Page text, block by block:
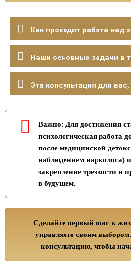
Как проходит работа над
Наши основные задачи в
Эта консультация для вас,
Важно: Для достижения
психологическая работа
после медицинской
наблюдением нарколога)
закрепление трезвости и
в будущем.
Сделайте первый шаг к
управляете своим
консультацию, чтобы